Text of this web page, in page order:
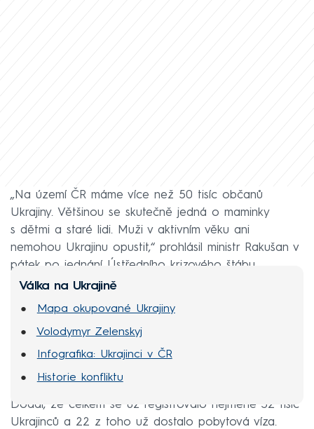
„Na území ČR máme více než 50 tisíc občanů
Ukrajiny. Většinou se skutečně jedná o maminky
s dětmi a staré lidi. Muži v aktivním věku ani
nemohou Ukrajinu opustit,“ prohlásil ministr Rakušan v
pátek po jednání Ústředního krizového štábu.
Válka na Ukrajině
Mapa okupované Ukrajiny
Volodymyr Zelenskyj
Infografika: Ukrajinci v ČR
Historie konfliktu
Dodal, že celkem se už registrovalo nejméně 32 tisíc
Ukrajinců a 22 z toho už dostalo pobytová víza.